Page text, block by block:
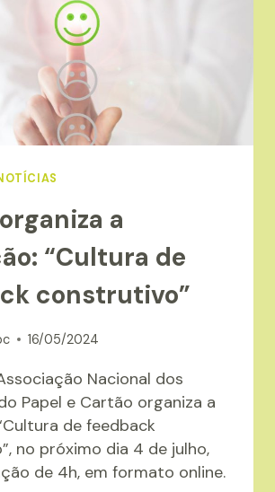
a
“Cultura de
construtivo”
16/05/2024
Nacional dos
Papel e Cartão organiza a
de feedback
no próximo dia 4 de julho,
de 4h, em formato online.